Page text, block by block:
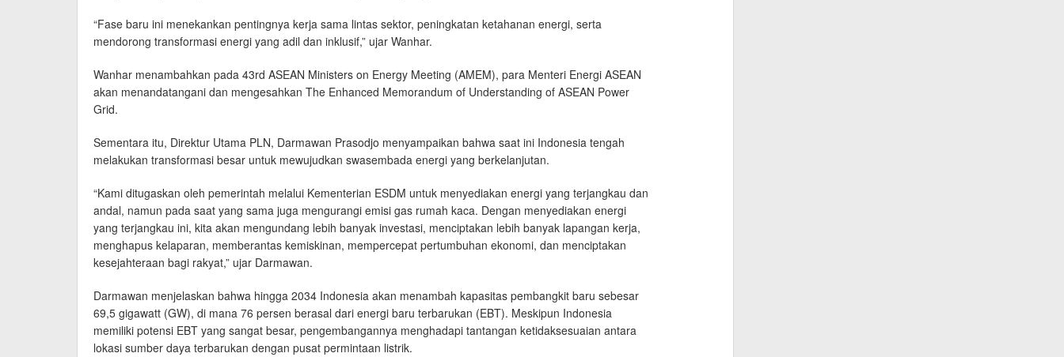
“Fase baru ini menekankan pentingnya kerja sama lintas sektor, peningkatan ketahanan energi, serta
mendorong transformasi energi yang adil dan inklusif,” ujar Wanhar.
Wanhar menambahkan pada 43rd ASEAN Ministers on Energy Meeting (AMEM), para Menteri Energi ASEAN
akan menandatangani dan mengesahkan The Enhanced Memorandum of Understanding of ASEAN Power
Grid.
Sementara itu, Direktur Utama PLN, Darmawan Prasodjo menyampaikan bahwa saat ini Indonesia tengah
melakukan transformasi besar untuk mewujudkan swasembada energi yang berkelanjutan.
“Kami ditugaskan oleh pemerintah melalui Kementerian ESDM untuk menyediakan energi yang terjangkau dan
andal, namun pada saat yang sama juga mengurangi emisi gas rumah kaca. Dengan menyediakan energi
yang terjangkau ini, kita akan mengundang lebih banyak investasi, menciptakan lebih banyak lapangan kerja,
menghapus kelaparan, memberantas kemiskinan, mempercepat pertumbuhan ekonomi, dan menciptakan
kesejahteraan bagi rakyat,” ujar Darmawan.
Darmawan menjelaskan bahwa hingga 2034 Indonesia akan menambah kapasitas pembangkit baru sebesar
69,5 gigawatt (GW), di mana 76 persen berasal dari energi baru terbarukan (EBT). Meskipun Indonesia
memiliki potensi EBT yang sangat besar, pengembangannya menghadapi tantangan ketidaksesuaian antara
lokasi sumber daya terbarukan dengan pusat permintaan listrik.